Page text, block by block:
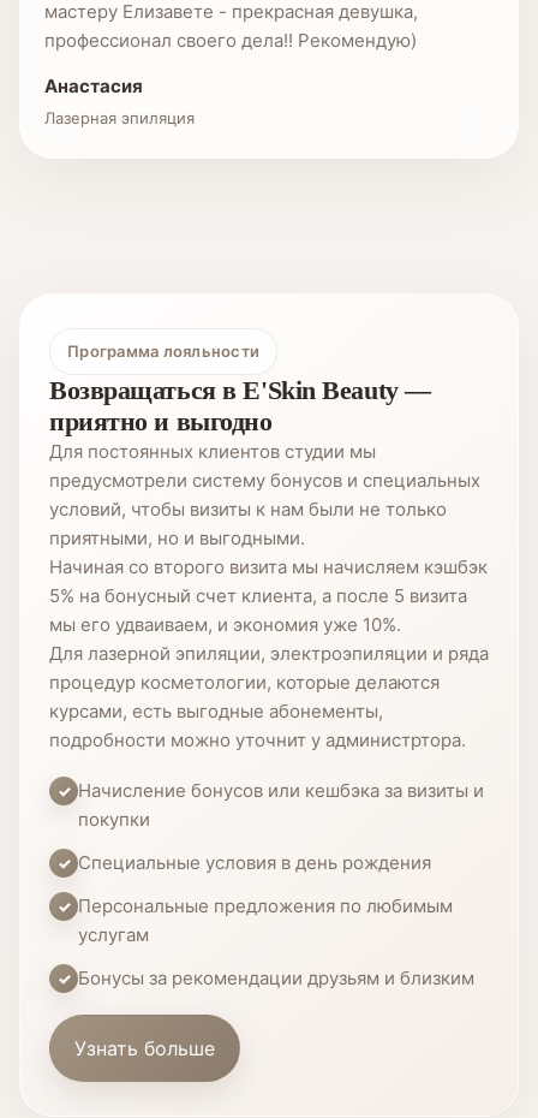
мастеру Елизавете - прекрасная девушка,
профессионал своего дела!! Рекомендую)
Анастасия
Лазерная эпиляция
Программа лояльности
Возвращаться в E'Skin Beauty —
приятно и выгодно
Для постоянных клиентов студии мы
предусмотрели систему бонусов и специальных
условий, чтобы визиты к нам были не только
приятными, но и выгодными.
Начиная со второго визита мы начисляем кэшбэк
5% на бонусный счет клиента, а после 5 визита
мы его удваиваем, и экономия уже 10%.
Для лазерной эпиляции, электроэпиляции и ряда
процедур косметологии, которые делаются
курсами, есть выгодные абонементы,
подробности можно уточнит у администртора.
Начисление бонусов или кешбэка за визиты и
покупки
Специальные условия в день рождения
Персональные предложения по любимым
услугам
Бонусы за рекомендации друзьям и близким
Узнать больше